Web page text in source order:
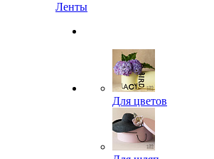
Ленты
Для цветов